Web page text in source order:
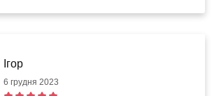
Ігор
6 грудня 2023